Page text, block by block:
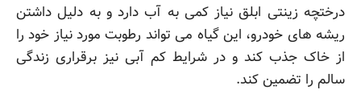
درختچه زینتی ابلق نیاز کمی به آب دارد و به دلیل داشتن
ریشه های خودرو، این گیاه می تواند رطوبت مورد نیاز خود را
از خاک جذب کند و در شرایط کم آبی نیز برقراری زندگی
سالم را تضمین کند.